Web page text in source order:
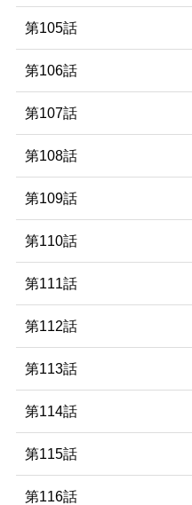
第105話
第106話
第107話
第108話
第109話
第110話
第111話
第112話
第113話
第114話
第115話
第116話